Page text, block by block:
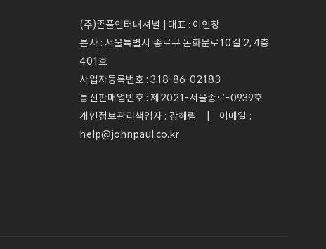
(주)존폴인터내셔널 | 대표 : 이인창
본사 : 서울특별시 종로구 돈화문로10길 2, 4층
401호
사업자등록번호 :318-86-02183
통신판매업번호 : 제2021-서울종로-0939호
개인정보관리책임자 : 강혜림 | 이메일 :
help@johnpaul.co.kr